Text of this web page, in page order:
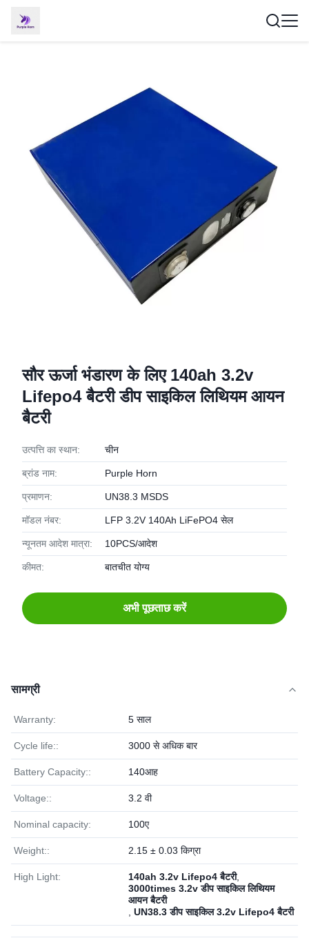
सौर ऊर्जा भंडारण के लिए 140ah 3.2v
Lifepo4 बैटरी डीप साइकिल लिथियम आयन
बैटरी
उत्पत्ति का स्थान: चीन
ब्रांड नाम: Purple Horn
प्रमाणन: UN38.3 MSDS
मॉडल नंबर: LFP 3.2V 140Ah LiFePO4 सेल
न्यूनतम आदेश मात्रा: 10PCS/आदेश
कीमत: बातचीत योग्य
अभी पूछताछ करें
सामग्री
Warranty: 5 साल
Cycle life:: 3000 से अधिक बार
Battery Capacity:: 140आह
Voltage:: 3.2 वी
Nominal capacity: 100ए
Weight:: 2.15 ± 0.03 किग्रा
High Light: 140ah 3.2v Lifepo4 बैटरी,
3000times 3.2v डीप साइकिल लिथियम
आयन बैटरी
UN38.3 डीप साइकिल 3.2v Lifepo4 बैटरी